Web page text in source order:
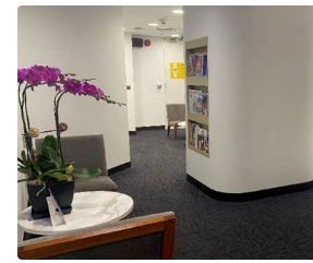
Stile Haussmann
Terrace
Tetto / Terrazza
Vetrina
Vista incredibile
Water Access